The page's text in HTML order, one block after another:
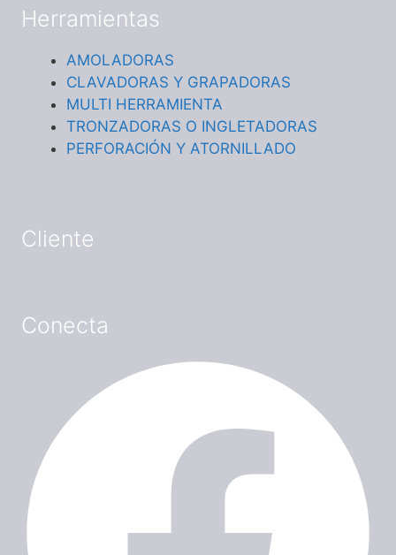
Herramientas
AMOLADORAS
CLAVADORAS Y GRAPADORAS
MULTI HERRAMIENTA
TRONZADORAS O INGLETADORAS
PERFORACIÓN Y ATORNILLADO
Cliente
Conecta